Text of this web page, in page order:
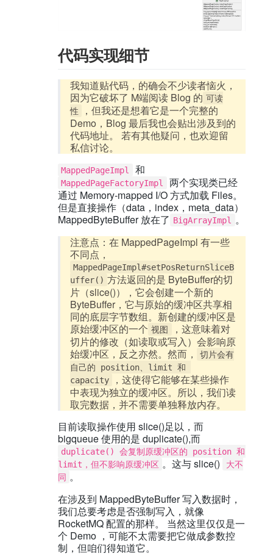
代码实现细节
我知道贴代码，的确会不少读者恼火，
因为它破坏了 M端阅读 Blog 的 可读
性
，但我还是想着它是一个完整的
Demo，Blog 最后我也会贴出涉及到的
代码地址。 若有其他疑问，也欢迎留
私信讨论。
MappedPageImpl 和
MappedPageFactoryImpl
两个实现类已经
通过 Memory-mapped I/O 方式加载 Files。
但是直接操作（data，index，meta_data）
MappedByteBuffer 放在了 BigArrayImpl
。
注意点：在 MappedPageImpl 有一些
不同点，
MappedPageImpl#setPosReturnSliceB
uffer() 方法返回的是 ByteBuffer的切
片（slice()），它会创建一个新的
ByteBuffer，它与原始的缓冲区共享相
同的底层字节数组。新创建的缓冲区是
原始缓冲区的一个 视图
，这意味着对
切片的修改（如读取或写入）会影响原
始缓冲区，反之亦然。然而，
切片会有
自己的 position、limit 和
capacity
，这使得它能够在某些操作
中表现为独立的缓冲区。所以，我们读
取完数据，并不需要单独释放内存。
目前读取操作使用 slice()足以，而
bigqueue 使用的是 duplicate(),而
duplicate() 会复制原缓冲区的 position 和
limit，但不影响原缓冲区 。这与 slice()
大不
同 。
在涉及到 MappedByteBuffer 写入数据时，
我们总要考虑是否强制写入，就像
RocketMQ 配置的那样。 当然这里仅仅是一
个 Demo ，可能不太需要把它做成参数控
制，但咱们得知道它。